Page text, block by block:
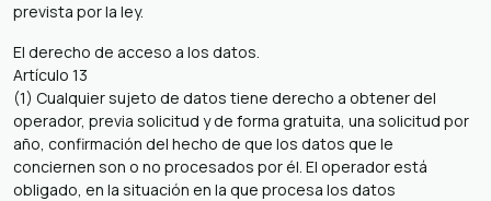
prevista por la ley.
El derecho de acceso a los datos.
Artículo 13
(1) Cualquier sujeto de datos tiene derecho a obtener del
operador, previa solicitud y de forma gratuita, una solicitud por
año, confirmación del hecho de que los datos que le
conciernen son o no procesados ​​por él. El operador está
obligado, en la situación en la que procesa los datos